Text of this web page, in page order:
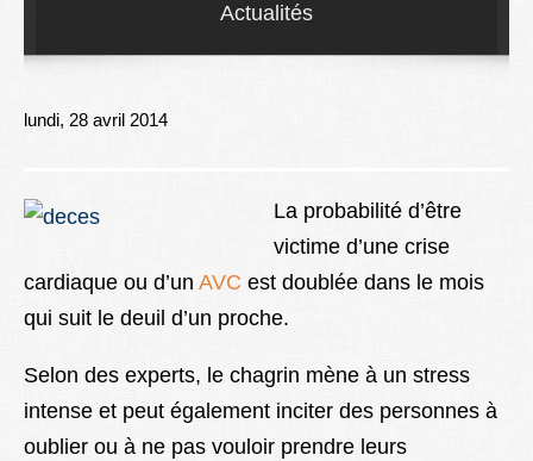
Droit
Lexique
Actualités
lundi, 28 avril 2014
La probabilité d’être
victime d’une crise
cardiaque ou d’un AVC est doublée dans le mois
qui suit le deuil d’un proche.
Selon des experts, le chagrin mène à un stress
intense et peut également inciter des personnes à
oublier ou à ne pas vouloir prendre leurs